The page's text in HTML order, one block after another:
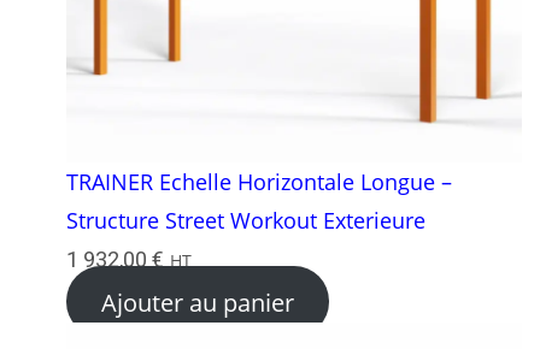
TRAINER Echelle Horizontale Longue –
Structure Street Workout Exterieure
1 932,00 € HT
Ajouter au panier